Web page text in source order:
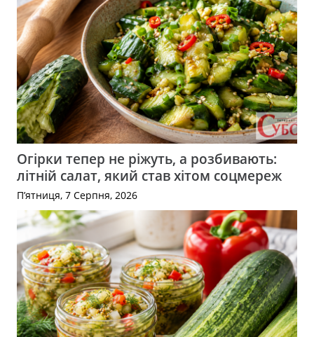
Огірки тепер не ріжуть, а розбивають:
літній салат, який став хітом соцмереж
П’ятниця, 7 Серпня, 2026